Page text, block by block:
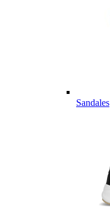
Sandales